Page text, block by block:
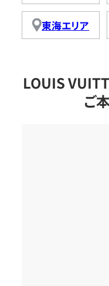
東海エリア
LOUIS
ご